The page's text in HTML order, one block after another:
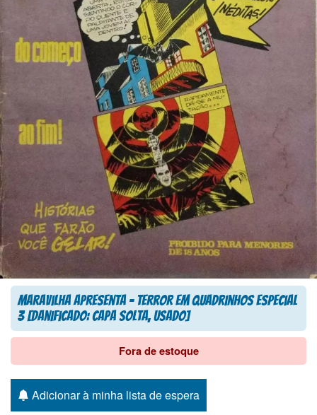
Maravilha Apresenta – Terror em Quadrinhos Especial
3 [Danificado: Capa Solta, Usado]
Fora de estoque
Adicionar à minha lista de espera